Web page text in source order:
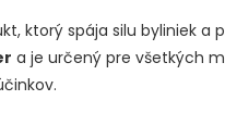
ktorý spája silu byliniek
a je určený pre všetkých